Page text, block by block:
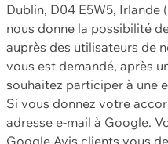
Dublin, D04 E5W5, Irlande
nous donne la possibilité
auprès des utilisateurs de
vous est demandé, après
souhaitez participer à une
Si vous donnez votre
adresse e-mail à Google.